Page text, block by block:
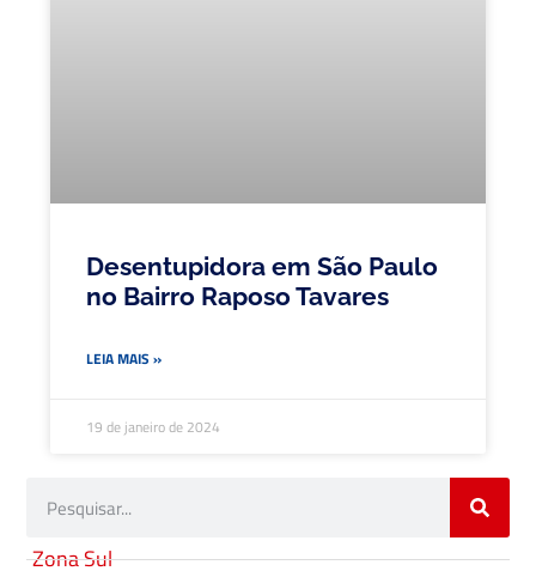
Desentupidora em São Paulo
no Bairro Raposo Tavares
LEIA MAIS »
19 de janeiro de 2024
Zona Sul